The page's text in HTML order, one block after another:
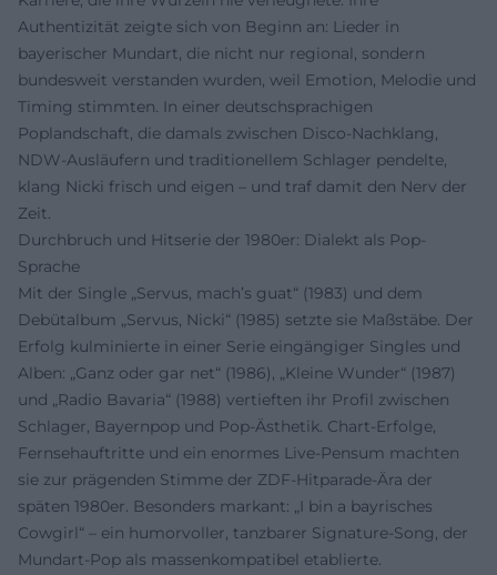
Authentizität zeigte sich von Beginn an: Lieder in
bayerischer Mundart, die nicht nur regional, sondern
bundesweit verstanden wurden, weil Emotion, Melodie und
Timing stimmten. In einer deutschsprachigen
Poplandschaft, die damals zwischen Disco-Nachklang,
NDW-Ausläufern und traditionellem Schlager pendelte,
klang Nicki frisch und eigen – und traf damit den Nerv der
Zeit.
Durchbruch und Hitserie der 1980er: Dialekt als Pop-
Sprache
Mit der Single „Servus, mach’s guat“ (1983) und dem
Debütalbum „Servus, Nicki“ (1985) setzte sie Maßstäbe. Der
Erfolg kulminierte in einer Serie eingängiger Singles und
Alben: „Ganz oder gar net“ (1986), „Kleine Wunder“ (1987)
und „Radio Bavaria“ (1988) vertieften ihr Profil zwischen
Schlager, Bayernpop und Pop-Ästhetik. Chart-Erfolge,
Fernsehauftritte und ein enormes Live-Pensum machten
sie zur prägenden Stimme der ZDF-Hitparade-Ära der
späten 1980er. Besonders markant: „I bin a bayrisches
Cowgirl“ – ein humorvoller, tanzbarer Signature-Song, der
Mundart-Pop als massenkompatibel etablierte.